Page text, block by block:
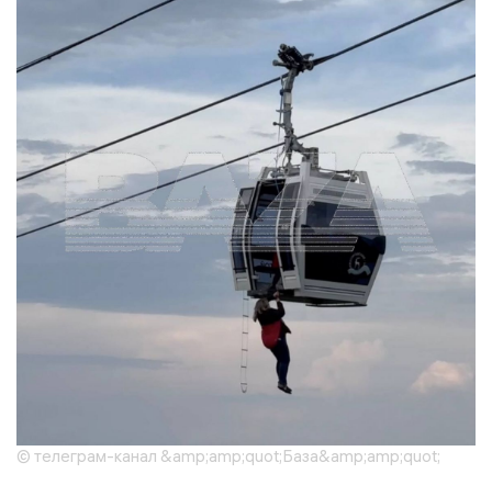
© телеграм-канал &amp;amp;quot;База&amp;amp;quot;